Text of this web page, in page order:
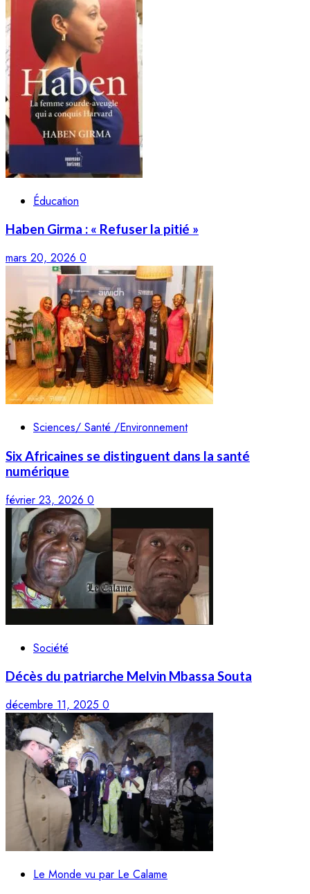
Éducation
Haben Girma : « Refuser la pitié »
mars 20, 2026 0
Sciences/ Santé /Environnement
Six Africaines se distinguent dans la santé
numérique
février 23, 2026 0
Société
Décès du patriarche Melvin Mbassa Souta
décembre 11, 2025 0
Le Monde vu par Le Calame